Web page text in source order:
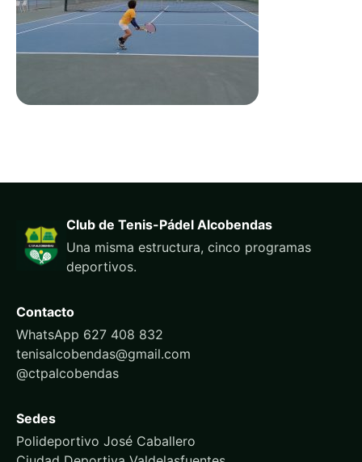
Club de Tenis-Pádel Alcobendas
Una misma estructura, cinco programas
deportivos.
Contacto
WhatsApp 627 408 832
tenisalcobendas@gmail.com
@ctpalcobendas
Sedes
Polideportivo José Caballero